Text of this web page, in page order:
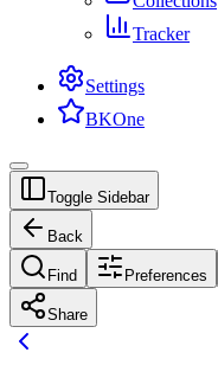
Tracker
Settings
BKOne
Toggle Sidebar
Back
Find Preferences
Share